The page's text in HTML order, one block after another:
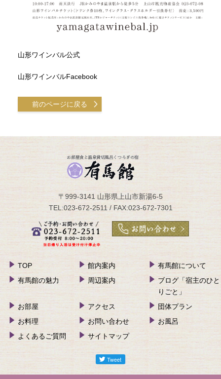
山形ワインバル公式
山形ワインバルFacebook
前のページに戻る
〒999-3141 山形県上山市新湯6-5
TEL:023-672-2511 / FAX:023-672-7301
TOP 館内案内
有馬館について
有馬館の魅力
周辺案内
ブログ「宿主のひと
りごと」
お部屋
アクセス
団体プラン
お料理
お問い合わせ
お風呂
よくあるご質問
サイトマップ